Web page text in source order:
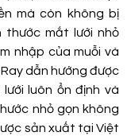
mà còn không bị
thước mắt lưới nhỏ
nhập của muỗi và
dẫn hướng được
luôn ổn định và
nhỏ gọn không
sản xuất tại Việt